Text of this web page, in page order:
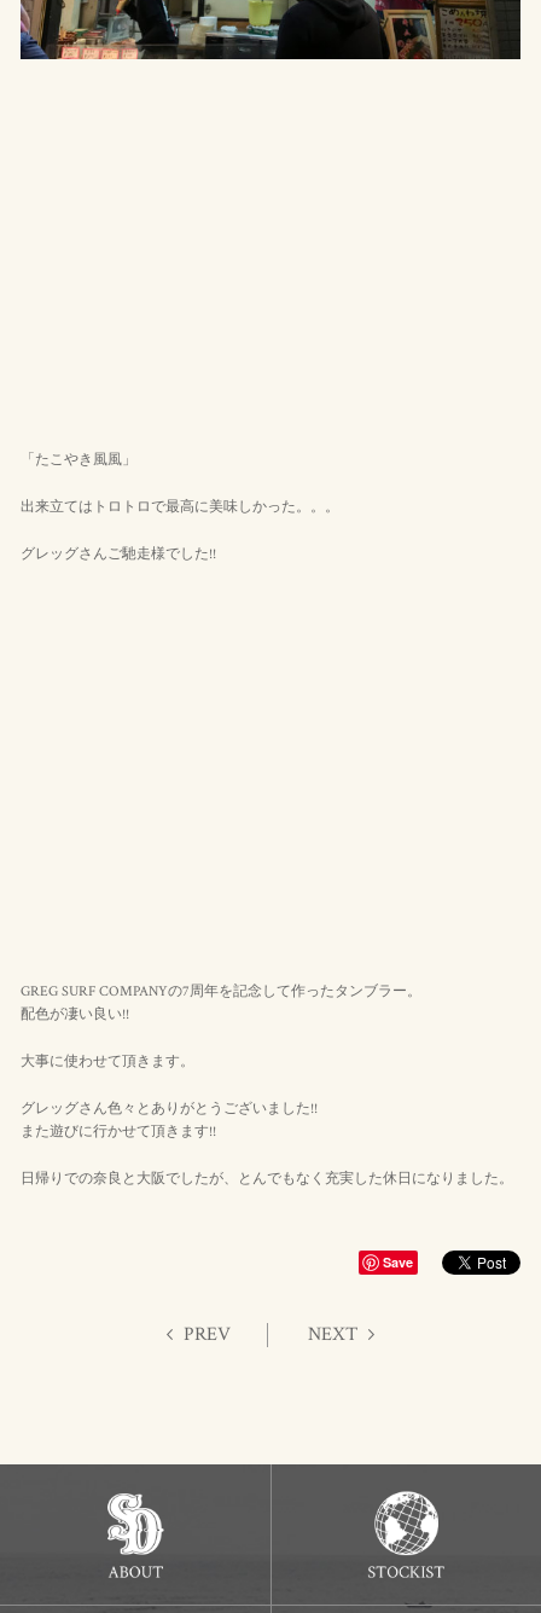
「たこやき風風」
出来立てはトロトロで最高に美味しかった。。。
グレッグさんご馳走様でした!!
GREG SURF COMPANYの7周年を記念して作ったタンブラー。
配色が凄い良い!!
大事に使わせて頂きます。
グレッグさん色々とありがとうございました!!
また遊びに行かせて頂きます!!
日帰りでの奈良と大阪でしたが、とんでもなく充実した休日になりました。
Save
PREV NEXT